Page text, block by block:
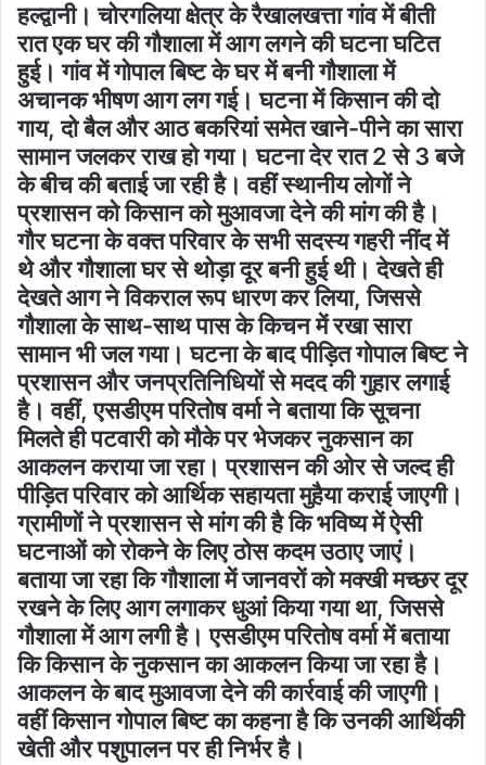
हल्द्वानी। चोरगलिया क्षेत्र के रैखालखत्ता गांव में बीती
रात एक घर की गौशाला में आग लगने की घटना घटित
हुई। गांव में गोपाल बिष्ट के घर में बनी गौशाला में
अचानक भीषण आग लग गई। घटना में किसान की दो
गाय, दो बैल और आठ बकरियां समेत खाने-पीने का सारा
सामान जलकर राख हो गया। घटना देर रात 2 से 3 बजे
के बीच की बताई जा रही है। वहीं स्थानीय लोगों ने
प्रशासन को किसान को मुआवजा देने की मांग की है।
गौर घटना के वक्त परिवार के सभी सदस्य गहरी नींद में
थे और गौशाला घर से थोड़ा दूर बनी हुई थी। देखते ही
देखते आग ने विकराल रूप धारण कर लिया, जिससे
गौशाला के साथ-साथ पास के किचन में रखा सारा
सामान भी जल गया। घटना के बाद पीड़ित गोपाल बिष्ट ने
प्रशासन और जनप्रतिनिधियों से मदद की गुहार लगाई
है। वहीं, एसडीएम परितोष वर्मा ने बताया कि सूचना
मिलते ही पटवारी को मौके पर भेजकर नुकसान का
आकलन कराया जा रहा। प्रशासन की ओर से जल्द ही
पीड़ित परिवार को आर्थिक सहायता मुहैया कराई जाएगी।
ग्रामीणों ने प्रशासन से मांग की है कि भविष्य में ऐसी
घटनाओं को रोकने के लिए ठोस कदम उठाए जाएं।
बताया जा रहा कि गौशाला में जानवरों को मक्खी मच्छर दूर
रखने के लिए आग लगाकर धुआं किया गया था, जिससे
गौशाला में आग लगी है। एसडीएम परितोष वर्मा में बताया
कि किसान के नुकसान का आकलन किया जा रहा है।
आकलन के बाद मुआवजा देने की कार्रवाई की जाएगी।
वहीं किसान गोपाल बिष्ट का कहना है कि उनकी आर्थिकी
खेती और पशुपालन पर ही निर्भर है।